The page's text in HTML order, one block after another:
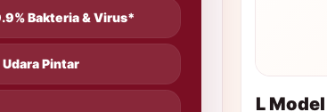
Bakteria & Virus*
Pintar
L Model